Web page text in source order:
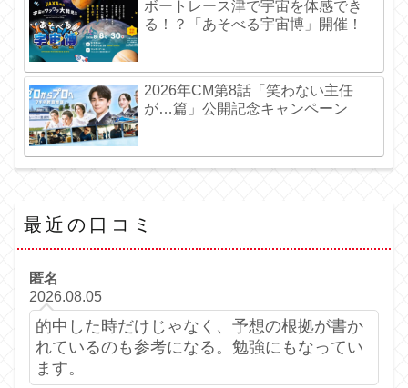
ボートレース津で宇宙を体感でき
る！？「あそべる宇宙博」開催！
2026年CM第8話「笑わない主任
が…篇」公開記念キャンペーン
最近の口コミ
匿名
2026.08.05
的中した時だけじゃなく、予想の根拠が書か
れているのも参考になる。勉強にもなってい
ます。